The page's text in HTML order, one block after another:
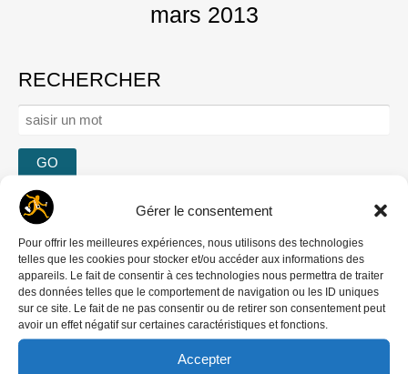
Gérer le consentement
Pour offrir les meilleures expériences, nous utilisons des technologies
telles que les cookies pour stocker et/ou accéder aux informations des
appareils. Le fait de consentir à ces technologies nous permettra de traiter
des données telles que le comportement de navigation ou les ID uniques
sur ce site. Le fait de ne pas consentir ou de retirer son consentement peut
avoir un effet négatif sur certaines caractéristiques et fonctions.
Accepter
mars 2013
RECHERCHER
Rechercher :
Se connecter
Mot de passe oublié ?
Créer un compte
Comment contribuer
Nous écrire
‘DREDI LETTRE HEBDO